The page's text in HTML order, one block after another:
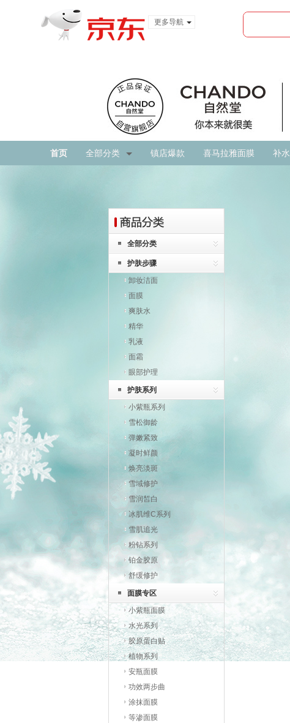
更多导航
首页 全部分类 镇店爆款 喜马拉雅面膜 补水
全部分类
护肤步骤
卸妆洁面
面膜
爽肤水
精华
乳液
面霜
眼部护理
护肤系列
小紫瓶系列
雪松御龄
弹嫩紧致
凝时鲜颜
焕亮淡斑
雪域修护
雪润皙白
冰肌维C系列
雪肌追光
粉钻系列
铂金胶原
舒缓修护
面膜专区
小紫瓶面膜
水光系列
胶原蛋白贴
植物系列
安瓶面膜
功效两步曲
涂抹面膜
等渗面膜